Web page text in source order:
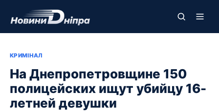
КРИМІНАЛ
На Днепропетровщине 150
полицейских ищут убийцу 16-
летней девушки